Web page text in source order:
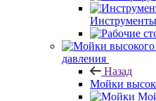
Инструменты
давления
Назад
Мойки